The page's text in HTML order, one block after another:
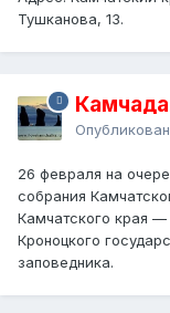
Тушканова, 13.
26 февраля на
собрания
Камчатского края
Кроноцкого
заповедника.